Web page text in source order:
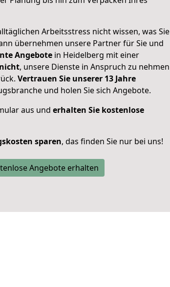
Arbeitsstress nicht wissen, was Sie
übernehmen unsere Partner für Sie und
Angebote in Heidelberg mit einer
, unsere Dienste in Anspruch zu nehmen
Vertrauen Sie unserer 13 Jahre
und holen Sie sich Angebote.
aus und erhalten Sie kostenlose
sparen, das finden Sie nur bei uns!
Angebote erhalten